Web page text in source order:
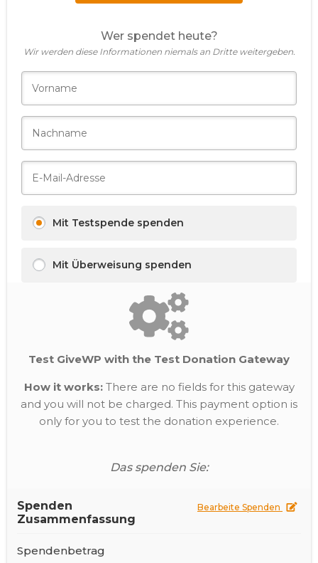
Wer spendet heute?
Wir werden diese Informationen niemals an Dritte weitergeben.
Mit Testspende spenden
Mit Überweisung spenden
Test GiveWP with the Test Donation Gateway
How it works:There are no fields for this gateway
and you will not be charged. This payment option is
only for you to test the donation experience.
Das spenden Sie:
Spenden
Zusammenfassung
Bearbeite Spenden
Spendenbetrag